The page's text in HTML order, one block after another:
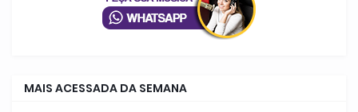
MAIS ACESSADA DA SEMANA